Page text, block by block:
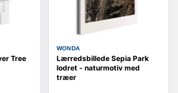
Tree
WONDA
Lærredsbillede Sepia Park
lodret - naturmotiv med
træer